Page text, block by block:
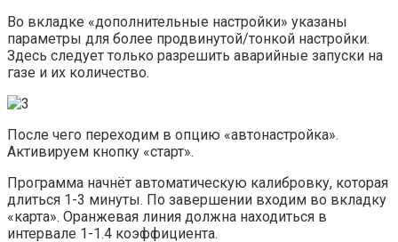
Во вкладке «дополнительные настройки» указаны
параметры для более продвинутой/тонкой настройки.
Здесь следует только разрешить аварийные запуски на
газе и их количество.
После чего переходим в опцию «автонастройка».
Активируем кнопку «старт».
Программа начнёт автоматическую калибровку, которая
длиться 1-3 минуты. По завершении входим во вкладку
«карта». Оранжевая линия должна находиться в
интервале 1-1.4 коэффициента.